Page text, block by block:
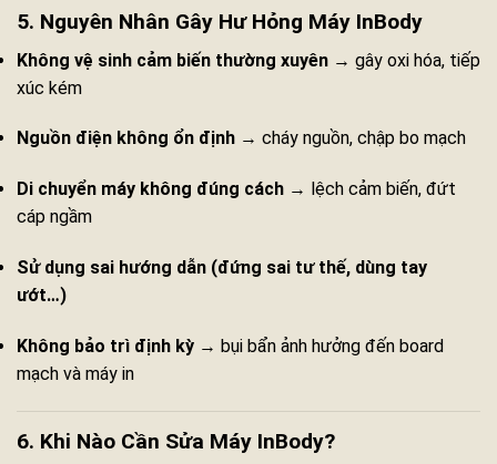
5. Nguyên Nhân Gây Hư Hỏng Máy InBody
Không vệ sinh cảm biến thường xuyên → gây oxi hóa, tiếp
xúc kém
Nguồn điện không ổn định → cháy nguồn, chập bo mạch
Di chuyển máy không đúng cách → lệch cảm biến, đứt
cáp ngầm
Sử dụng sai hướng dẫn (đứng sai tư thế, dùng tay
ướt…)
Không bảo trì định kỳ → bụi bẩn ảnh hưởng đến board
mạch và máy in
6. Khi Nào Cần Sửa Máy InBody?